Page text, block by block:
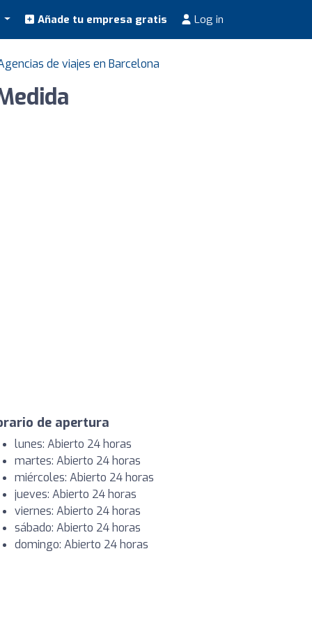
Añade tu empresa gratis Log in
de viajes en Barcelona
de apertura
lunes: Abierto 24 horas
martes: Abierto 24 horas
miércoles: Abierto 24 horas
jueves: Abierto 24 horas
viernes: Abierto 24 horas
sábado: Abierto 24 horas
domingo: Abierto 24 horas